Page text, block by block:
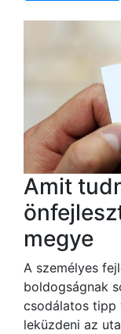
Amit
megye
A személyes
boldogságnak
csodálatos tipp
leküzdeni az